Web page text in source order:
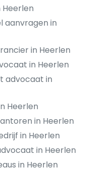
Heerlen
aanvragen in
in Heerlen
in Heerlen
advocaat in
Heerlen
in Heerlen
in Heerlen
in Heerlen
in Heerlen